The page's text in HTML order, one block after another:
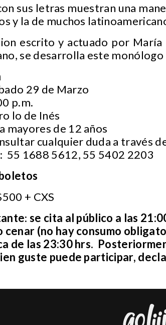
sus letras muestran una
y la de muchos
escrito y actuado por
se desarrolla este monólogo
29 de Marzo
p.m.
lo de Inés
mayores de 12 años
cualquier duda a través
55 1688 5612, 55 5402 2203
+ CXS
: se cita al público a las
cenar (no hay consumo
de las 23:30 hrs.
guste puede participar,